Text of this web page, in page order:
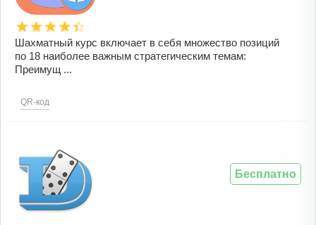
Шахматный курс включает в себя множество позиций
по 18 наиболее важным стратегическим темам:
Преимущ ...
QR-код
Бесплатно